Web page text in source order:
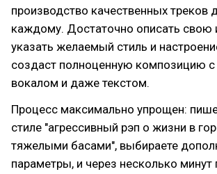
производство качественных треков
каждому. Достаточно описать свою
указать желаемый стиль и
создаст полноценную композицию
вокалом и даже текстом.
Процесс максимально упрощен:
стиле "агрессивный рэп о жизни в
тяжелыми басами", выбираете
параметры, и через несколько минут